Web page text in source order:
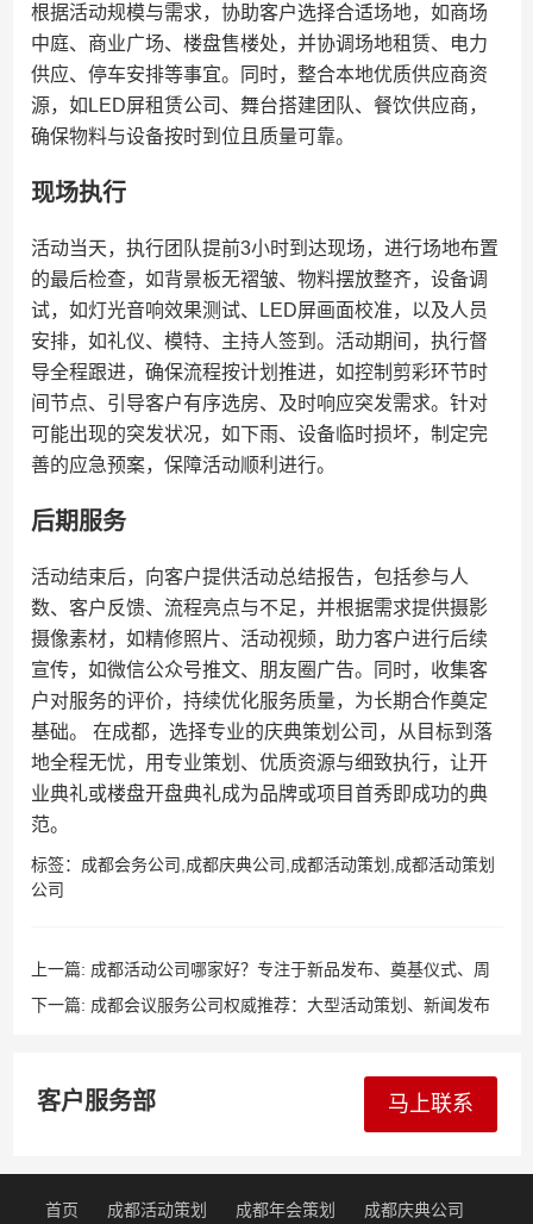
根据活动规模与需求，协助客户选择合适场地，如商场
中庭、商业广场、楼盘售楼处，并协调场地租赁、电力
供应、停车安排等事宜。同时，整合本地优质供应商资
源，如LED屏租赁公司、舞台搭建团队、餐饮供应商，
确保物料与设备按时到位且质量可靠。
现场执行
活动当天，执行团队提前3小时到达现场，进行场地布置
的最后检查，如背景板无褶皱、物料摆放整齐，设备调
试，如灯光音响效果测试、LED屏画面校准，以及人员
安排，如礼仪、模特、主持人签到。活动期间，执行督
导全程跟进，确保流程按计划推进，如控制剪彩环节时
间节点、引导客户有序选房、及时响应突发需求。针对
可能出现的突发状况，如下雨、设备临时损坏，制定完
善的应急预案，保障活动顺利进行。
后期服务
活动结束后，向客户提供活动总结报告，包括参与人
数、客户反馈、流程亮点与不足，并根据需求提供摄影
摄像素材，如精修照片、活动视频，助力客户进行后续
宣传，如微信公众号推文、朋友圈广告。同时，收集客
户对服务的评价，持续优化服务质量，为长期合作奠定
基础。 在成都，选择专业的庆典策划公司，从目标到落
地全程无忧，用专业策划、优质资源与细致执行，让开
业典礼或楼盘开盘典礼成为品牌或项目首秀即成功的典
范。
标签： 成都会务公司 成都庆典公司 成都活动策划 成都活动策划
公司
上一篇: 成都活动公司哪家好？专注于新品发布、奠基仪式、周
年庆典策划执行，提供LED大屏幕、舞台灯光音响专业设备支
下一篇: 成都会议服务公司权威推荐：大型活动策划、新闻发布
客户服务部 马上联系
首页 成都活动策划 成都年会策划 成都庆典公司